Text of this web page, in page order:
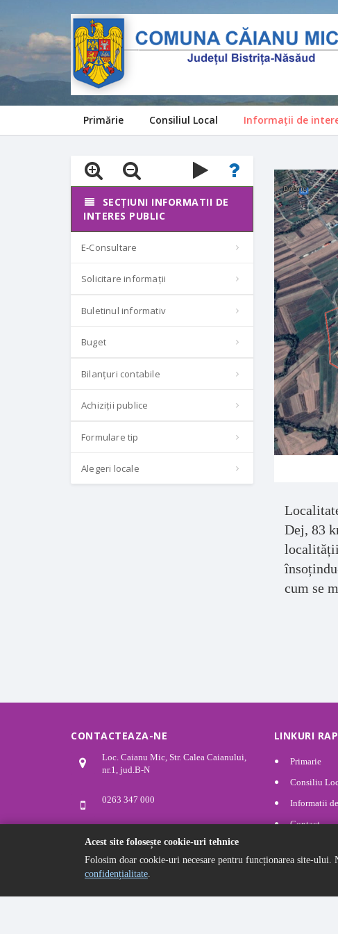
Primărie Consiliul Local Informații de
SECȚIUNI INFORMATII DE
INTERES PUBLIC
E-Consultare
Solicitare informații
Buletinul informativ
Buget
Bilanțuri contabile
Achiziții publice
Formulare tip
Alegeri locale
Dej, 83
localității
cum se
CONTACTEAZA-NE
Loc. Caianu Mic, Str. Calea Caianului,
nr.1, jud.B-N
0263 347 000
LINKURI
Primarie
Consiliu
Informatii
Contact
Politica de
Acest site folosește cookie-uri tehnice
Folosim doar cookie-uri necesare pentru funcționarea site-
confidențialitate.